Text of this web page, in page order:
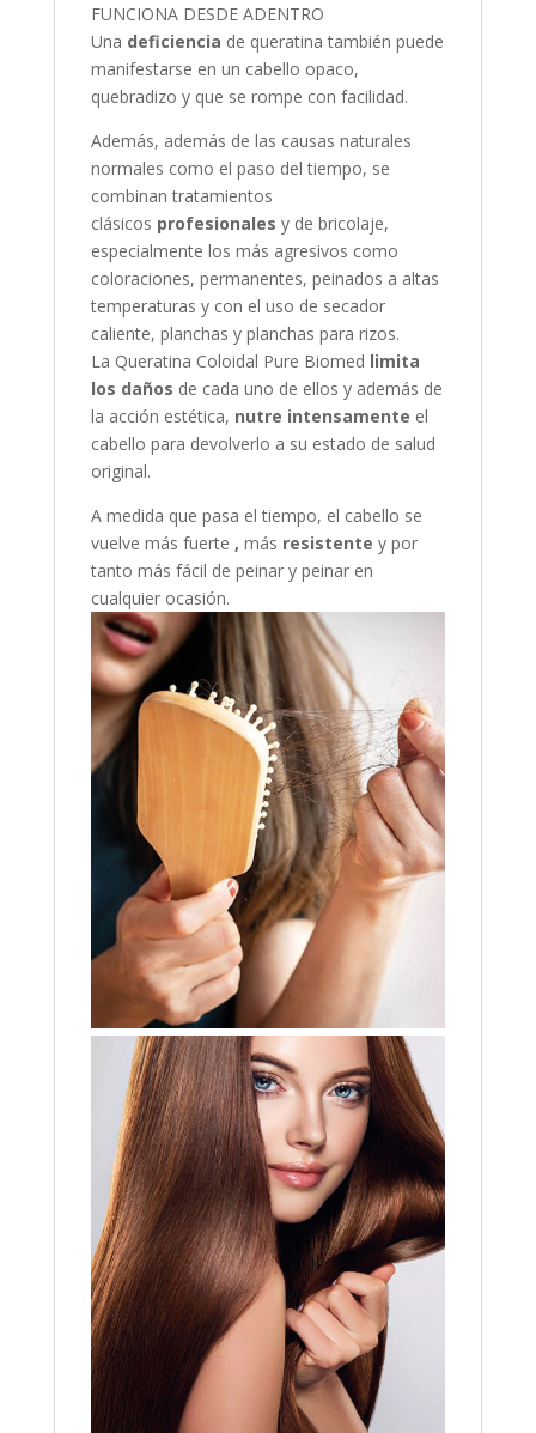
FUNCIONA DESDE ADENTRO
Una deficiencia de queratina también puede
manifestarse en un cabello opaco,
quebradizo y que se rompe con facilidad.
Además, además de las causas naturales
normales como el paso del tiempo, se
combinan tratamientos
clásicos profesionales y de bricolaje,
especialmente los más agresivos como
coloraciones, permanentes, peinados a altas
temperaturas y con el uso de secador
caliente, planchas y planchas para rizos.
La Queratina Coloidal Pure Biomed limita
los daños de cada uno de ellos y además de
la acción estética, nutre intensamente el
cabello para devolverlo a su estado de salud
original.
A medida que pasa el tiempo, el cabello se
vuelve más fuerte , más resistente y por
tanto más fácil de peinar y peinar en
cualquier ocasión.